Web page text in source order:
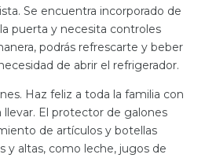
Se encuentra incorporado de
puerta y necesita controles
podrás refrescarte y beber
de abrir el refrigerador.
Haz feliz a toda la familia con
llevar. El protector de galones
de artículos y botellas
y altas, como leche, jugos de